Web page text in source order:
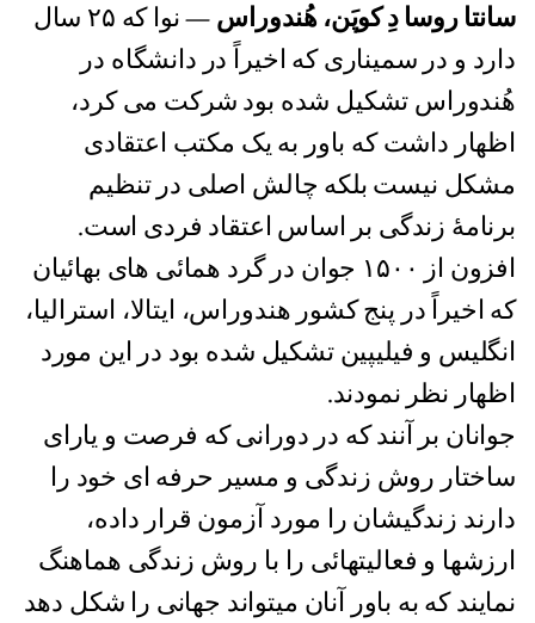
سانتا روسا دِ کوپَن، هُندوراس
— نوا که ۲۵ سال
دارد و در سمیناری که اخیراً در دانشگاه در
هُندوراس تشکیل شده بود شرکت می کرد،
اظهار داشت که باور به یک مکتب اعتقادی
مشکل نیست بلکه چالش اصلی در تنظیم
برنامۀ زندگی بر اساس اعتقاد فردی است.
افزون از ۱۵۰۰ جوان در گرد همائی های بهائیان
که اخیراً در پنج کشور هندوراس، ایتالا، استرالیا،
انگلیس و فیلیپین تشکیل شده بود در این مورد
اظهار نظر نمودند.
جوانان بر آنند که در دورانی که فرصت و یارای
ساختار روش زندگی و مسیر حرفه ای خود را
دارند زندگیشان را مورد آزمون قرار داده،
ارزشها و فعالیتهائی را با روش زندگی هماهنگ
نمایند که به باور آنان میتواند جهانی را شکل دهد